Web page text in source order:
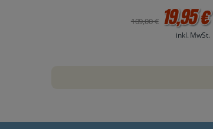
109,00 € 19,95 €
inkl. MwSt.